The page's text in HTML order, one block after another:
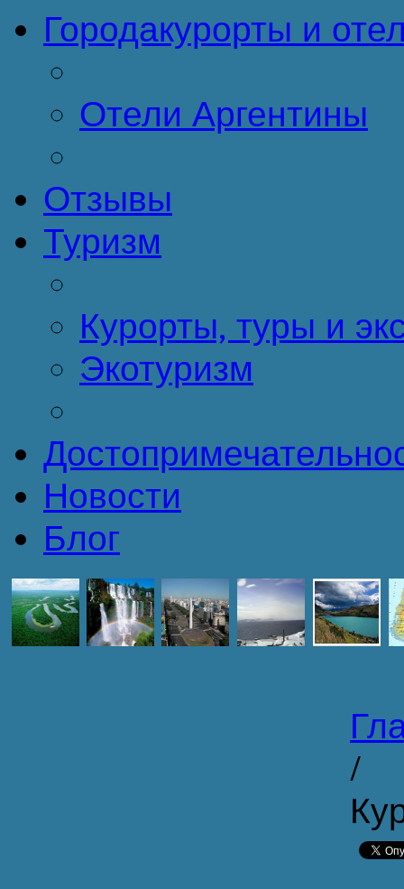
Городакурорты и
Отели Аргентины
Отзывы
Туризм
Курорты, туры и
Экотуризм
Новости
Блог
/